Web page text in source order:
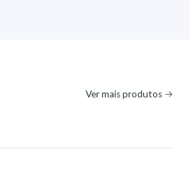
Ver mais produtos